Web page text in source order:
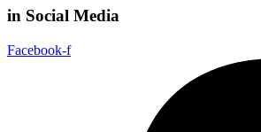
in Social Media
Facebook-f